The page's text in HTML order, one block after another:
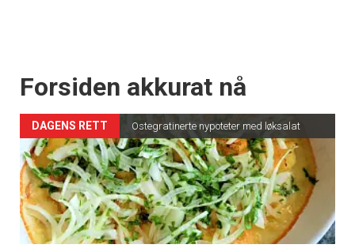
Forsiden akkurat nå
DAGENS RETT Ostegratinerte nypoteter med løksalat